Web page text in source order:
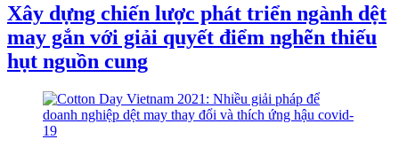
Xây dựng chiến lược phát triển ngành dệt
may gắn với giải quyết điểm nghẽn thiếu
hụt nguồn cung